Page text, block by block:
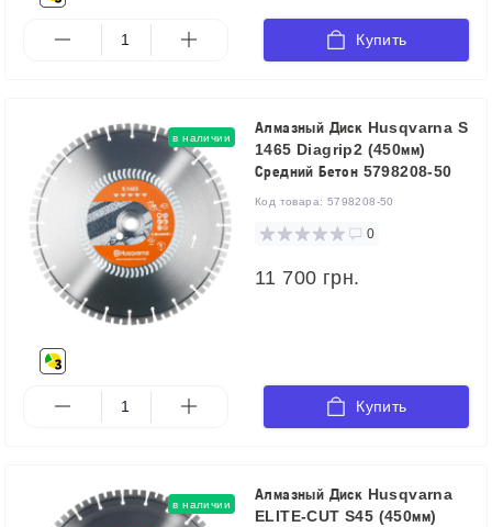
Купить
в наличии
Алмазный Диск Husqvarna S
1465 Diagrip2 (450мм)
Средний Бетон 5798208-50
Код товара: 5798208-50
0
11 700 грн.
Купить
в наличии
Алмазный Диск Husqvarna
ELITE-CUT S45 (450мм)